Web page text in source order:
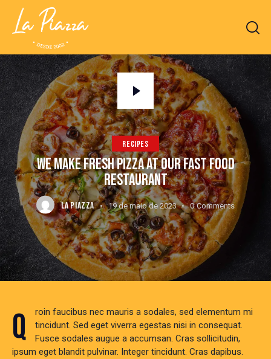
RECIPES
WE MAKE FRESH PIZZA AT OUR FAST FOOD
RESTAURANT
LA PIAZZA 19 de maio de 2023 0 Comments
Qroin faucibus nec mauris a sodales, sed elementum mi
tincidunt. Sed eget viverra egestas nisi in consequat.
Fusce sodales augue a accumsan. Cras sollicitudin,
ipsum eget blandit pulvinar. Integer tincidunt. Cras dapibus.